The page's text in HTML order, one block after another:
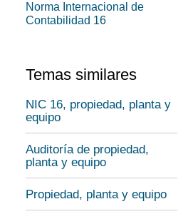
Norma Internacional de
Contabilidad 16
Temas similares
NIC 16, propiedad, planta y
equipo
Auditoría de propiedad,
planta y equipo
Propiedad, planta y equipo